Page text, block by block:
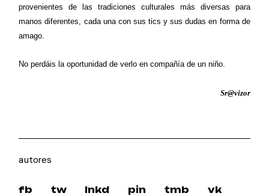
provenientes de las tradiciones culturales más diversas para
manos diferentes, cada una con sus tics y sus dudas en forma de
amago.
No perdáis la oportunidad de verlo en compañía de un niño.
Sr@vizor
autores
fb tw lnkd pin tmb vk